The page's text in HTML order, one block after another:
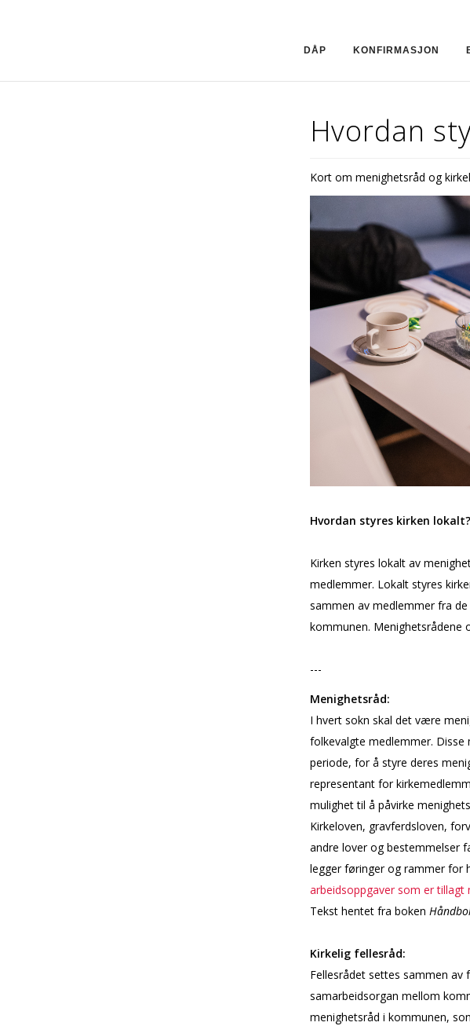
DÅP KONFIRMASJON
Hvordan
Kort om menighetsråd og
Hvordan styres kirken lokalt?
Kirken styres lokalt av
medlemmer. Lokalt styres
sammen av medlemmer fra
kommunen. Menighetsrådene
---
Menighetsråd:
I hvert sokn skal det være
folkevalgte medlemmer. Disse
periode, for å styre deres
representant for
mulighet til å påvirke
Kirkeloven, gravferdsloven,
andre lover og bestemmelser
legger føringer og rammer for
arbeidsoppgaver som er tillagt
Tekst hentet fra boken
Kirkelig fellesråd:
Fellesrådet settes sammen
samarbeidsorgan mellom
menighetsråd i kommunen,